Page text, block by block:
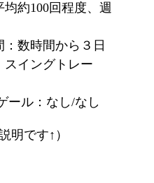
均約100回程度、週
：数時間から３日
スイングトレー
ール：なし/なし
明です↑）